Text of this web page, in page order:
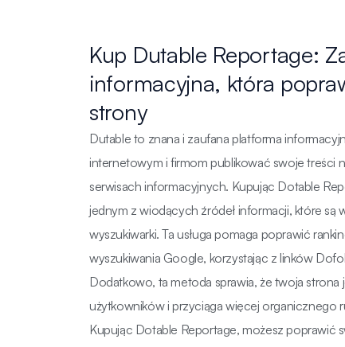
Kup Dutable Reportage:
informacyjna, która
strony
Dutable to znana i zaufana platforma
internetowym i firmom publikować swoje treści
serwisach informacyjnych. Kupując Dotable
jednym z wiodących źródeł informacji, które są
wyszukiwarki. Ta usługa pomaga poprawić
wyszukiwania Google, korzystając z linków
Dodatkowo, ta metoda sprawia, że twoja
użytkowników i przyciąga więcej organicznego
Kupując Dotable Reportage, możesz poprawić